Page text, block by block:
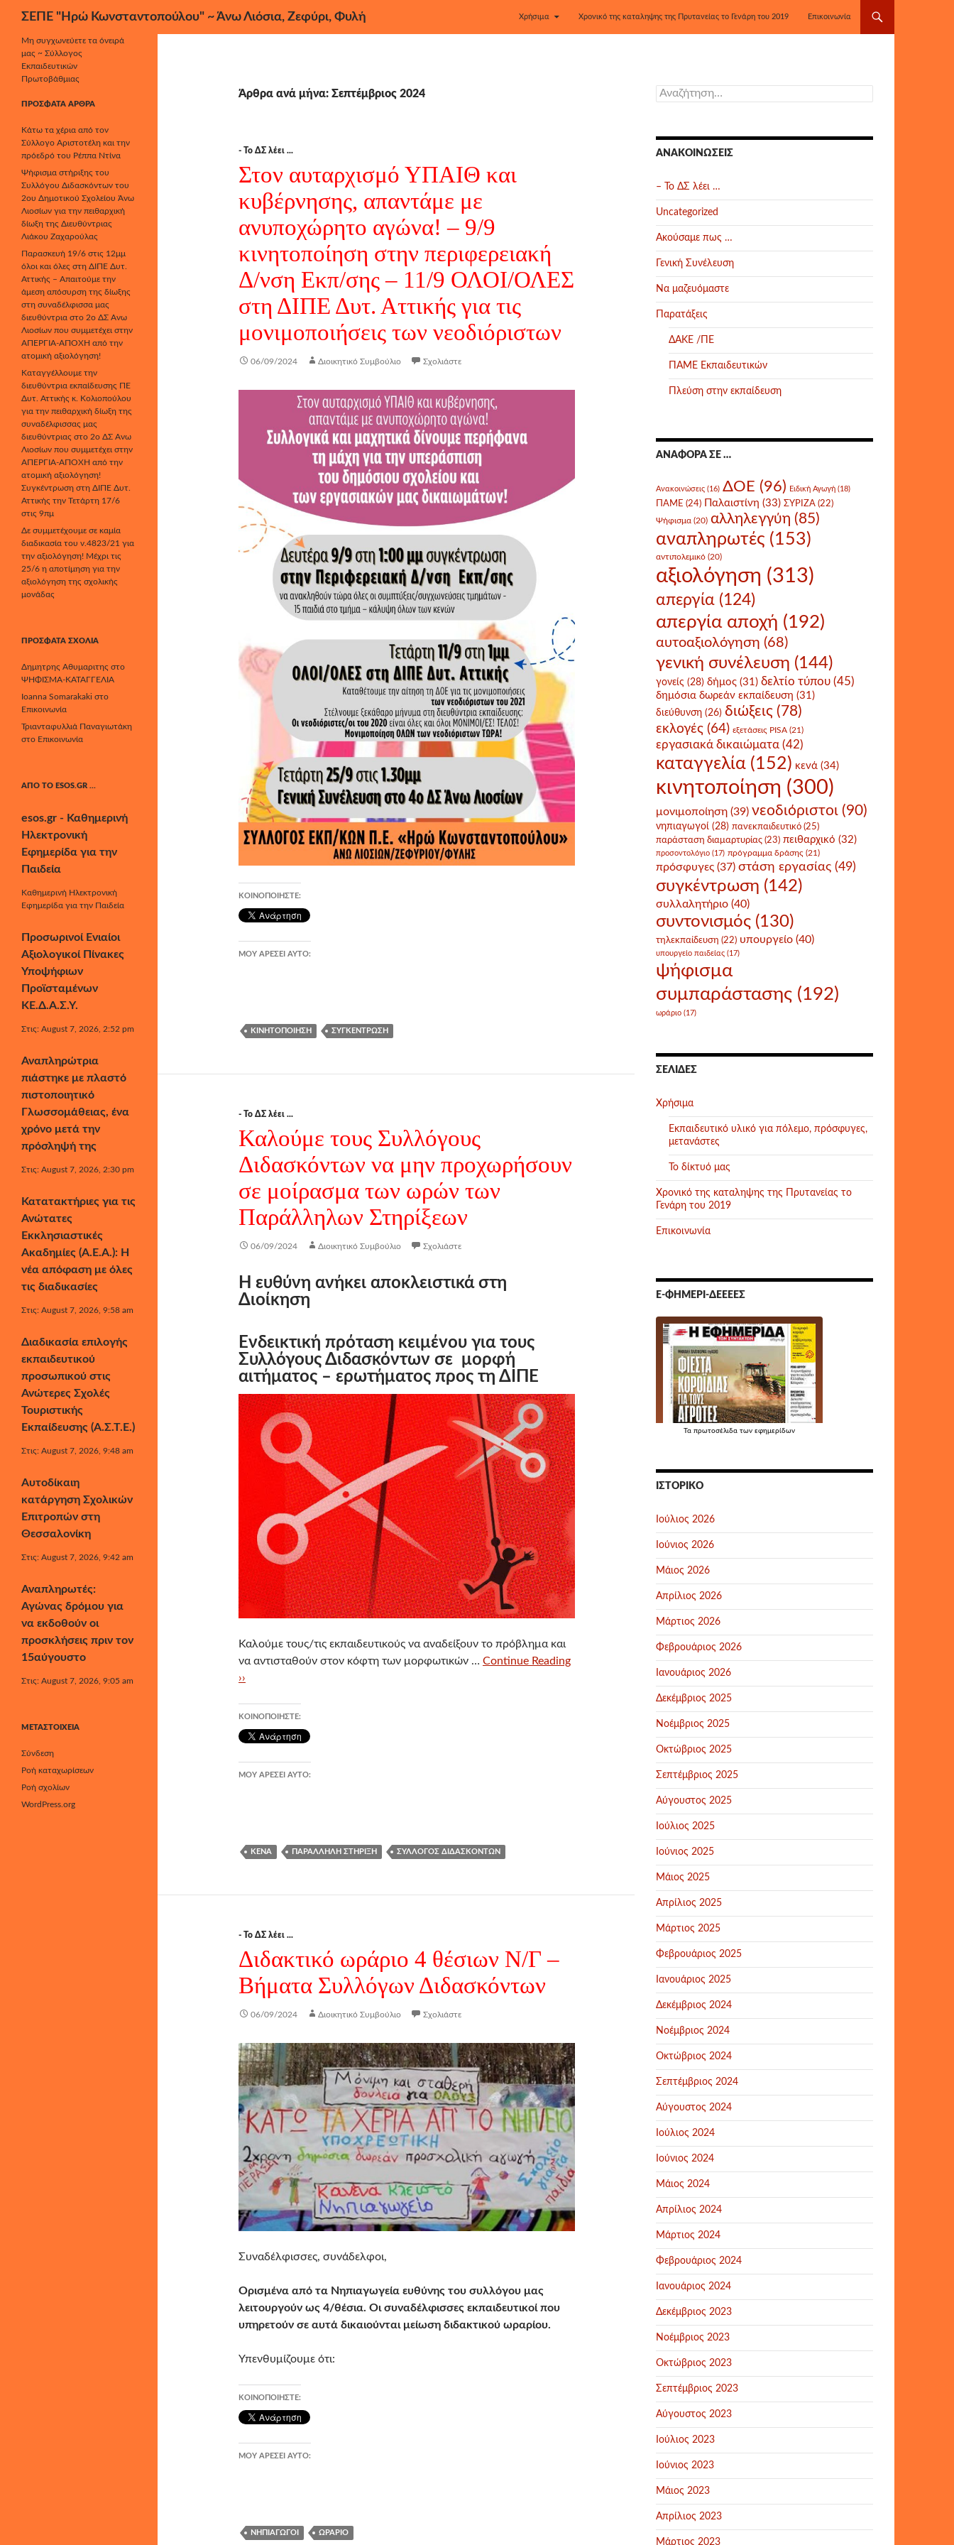
Μετάβαση
περιεχόμενο
ΣΕΠΕ "Ηρώ Κωνσταντοπούλου" ~ Άνω Λιόσια, Ζεφύρι, Φυλή Χρήσιμα Χρονικό της καταληψης της Πρυτανείας το Γενάρη του 2019 Επικοινωνία
Άρθρα ανά μήνα: Σεπτέμβριος 2024
- Το ΔΣ λέει ...
Στον αυταρχισμό ΥΠΑΙΘ και
κυβέρνησης, απαντάμε με
ανυποχώρητο αγώνα! – 9/9
κινητοποίηση στην περιφερειακή
Δ/νση Εκπ/σης – 11/9 ΟΛΟΙ/ΟΛΕΣ
στη ΔΙΠΕ Δυτ. Αττικής για τις
μονιμοποιήσεις των νεοδιόριστων
06/09/2024 Διοικητικό Συμβούλιο Σχολιάστε
ΚΟΙΝΟΠΟΙΉΣΤΕ:
ΜΟΥ ΑΡΈΣΕΙ ΑΥΤΌ:
ΚΙΝΗΤΟΠΟΊΗΣΗ ΣΥΓΚΈΝΤΡΩΣΗ
- Το ΔΣ λέει ...
Καλούμε τους Συλλόγους
Διδασκόντων να μην προχωρήσουν
σε μοίρασμα των ωρών των
Παράλληλων Στηρίξεων
06/09/2024 Διοικητικό Συμβούλιο Σχολιάστε
Η ευθύνη ανήκει αποκλειστικά στη
Διοίκηση
Ενδεικτική πρόταση κειμένου για τους
Συλλόγους Διδασκόντων σε μορφή
αιτήματος – ερωτήματος προς τη ΔΙΠΕ
Καλούμε τους/τις εκπαιδευτικούς να αναδείξουν το πρόβλημα και
να αντισταθούν στον κόφτη των μορφωτικών … Continue Reading
››
ΚΟΙΝΟΠΟΙΉΣΤΕ:
ΜΟΥ ΑΡΈΣΕΙ ΑΥΤΌ:
ΚΕΝΆ ΠΑΡΆΛΛΗΛΗ ΣΤΉΡΙΞΗ ΣΎΛΛΟΓΟΣ ΔΙΔΑΣΚΌΝΤΩΝ
- Το ΔΣ λέει ...
Διδακτικό ωράριο 4 θέσιων Ν/Γ –
Βήματα Συλλόγων Διδασκόντων
06/09/2024 Διοικητικό Συμβούλιο Σχολιάστε
Συναδέλφισσες, συνάδελφοι,
Ορισμένα από τα Νηπιαγωγεία ευθύνης του συλλόγου μας
λειτουργούν ως 4/θέσια. Οι συναδέλφισσες εκπαιδευτικοί που
υπηρετούν σε αυτά δικαιούνται μείωση διδακτικού ωραρίου.
Υπενθυμίζουμε ότι:
ΚΟΙΝΟΠΟΙΉΣΤΕ:
ΜΟΥ ΑΡΈΣΕΙ ΑΥΤΌ:
ΝΗΠΙΑΓΩΓΟΊ ΩΡΆΡΙΟ
Αναζήτηση
για:
ΑΝΑΚΟΙΝΏΣΕΙΣ
– Το ΔΣ λέει …
Uncategorized
Ακούσαμε πως …
Γενική Συνέλευση
Να μαζευόμαστε
Παρατάξεις
ΔΑΚΕ /ΠΕ
ΠΑΜΕ Εκπαιδευτικών
Πλεύση στην εκπαίδευση
ΑΝΑΦΟΡΆ ΣΕ …
Ανακοινώσεις (16) ΔΟΕ (96) Ειδική Αγωγή (18)
ΠΑΜΕ (24) Παλαιστίνη (33) ΣΥΡΙΖΑ (22)
Ψήφισμα (20) αλληλεγγύη (85)
αναπληρωτές (153)
αντιπολεμικό (20)
αξιολόγηση (313)
απεργία (124)
απεργία αποχή (192)
αυτοαξιολόγηση (68)
γενική συνέλευση (144)
γονείς (28) δήμος (31) δελτίο τύπου (45)
δημόσια δωρεάν εκπαίδευση (31)
διεύθυνση (26) διώξεις (78)
εκλογές (64) εξετάσεις PISA (21)
εργασιακά δικαιώματα (42)
καταγγελία (152) κενά (34)
κινητοποίηση (300)
μονιμοποίηση (39) νεοδιόριστοι (90)
νηπιαγωγοί (28) πανεκπαιδευτικό (25)
παράσταση διαμαρτυρίας (23) πειθαρχικό (32)
προσοντολόγιο (17) πρόγραμμα δράσης (21)
πρόσφυγες (37) στάση εργασίας (49)
συγκέντρωση (142)
συλλαλητήριο (40)
συντονισμός (130)
τηλεκπαίδευση (22) υπουργείο (40)
υπουργείο παιδείας (17)
ψήφισμα
συμπαράστασης (192)
ωράριο (17)
ΣΕΛΊΔΕΣ
Χρήσιμα
Εκπαιδευτικό υλικό για πόλεμο, πρόσφυγες,
μετανάστες
Το δίκτυό μας
Χρονικό της καταληψης της Πρυτανείας το
Γενάρη του 2019
Επικοινωνία
Ε-ΦΗΜΕΡΊ-ΔΕΕΕΕΣ
Τα πρωτοσέλιδα των εφημερίδων
ΙΣΤΟΡΙΚΌ
Ιούλιος 2026
Ιούνιος 2026
Μάιος 2026
Απρίλιος 2026
Μάρτιος 2026
Φεβρουάριος 2026
Ιανουάριος 2026
Δεκέμβριος 2025
Νοέμβριος 2025
Οκτώβριος 2025
Σεπτέμβριος 2025
Αύγουστος 2025
Ιούλιος 2025
Ιούνιος 2025
Μάιος 2025
Απρίλιος 2025
Μάρτιος 2025
Φεβρουάριος 2025
Ιανουάριος 2025
Δεκέμβριος 2024
Νοέμβριος 2024
Οκτώβριος 2024
Σεπτέμβριος 2024
Αύγουστος 2024
Ιούλιος 2024
Ιούνιος 2024
Μάιος 2024
Απρίλιος 2024
Μάρτιος 2024
Φεβρουάριος 2024
Ιανουάριος 2024
Δεκέμβριος 2023
Νοέμβριος 2023
Οκτώβριος 2023
Σεπτέμβριος 2023
Αύγουστος 2023
Ιούλιος 2023
Ιούνιος 2023
Μάιος 2023
Απρίλιος 2023
Μάρτιος 2023
Μη συγχωνεύετε τα όνειρά
μας ~ Σύλλογος
Εκπαιδευτικών
Πρωτοβάθμιας
ΠΡΌΣΦΑΤΑ ΆΡΘΡΑ
Κάτω τα χέρια από τον
Σύλλογο Αριστοτέλη και την
πρόεδρό του Ρέππα Ντίνα
Ψήφισμα στήριξης του
Συλλόγου Διδασκόντων του
2ου Δημοτικού Σχολείου Άνω
Λιοσίων για την πειθαρχική
δίωξη της Διευθύντριας
Λιάκου Ζαχαρούλας
Παρασκευή 19/6 στις 12μμ
όλοι και όλες στη ΔΙΠΕ Δυτ.
Αττικής – Απαιτούμε την
άμεση απόσυρση της δίωξης
στη συναδέλφισσα μας
διευθύντρια στο 2ο ΔΣ Άνω
Λιοσίων που συμμετέχει στην
ΑΠΕΡΓΙΑ-ΑΠΟΧΗ από την
ατομική αξιολόγηση!
Καταγγέλλουμε την
διευθύντρια εκπαίδευσης ΠΕ
Δυτ. Αττικής κ. Κολιοπούλου
για την πειθαρχική δίωξη της
συναδέλφισσας μας
διευθύντριας στο 2ο ΔΣ Άνω
Λιοσίων που συμμετέχει στην
ΑΠΕΡΓΙΑ-ΑΠΟΧΗ από την
ατομική αξιολόγηση!
Συγκέντρωση στη ΔΙΠΕ Δυτ.
Αττικής την Τετάρτη 17/6
στις 9πμ
Δε συμμετέχουμε σε καμία
διαδικασία του ν.4823/21 για
την αξιολόγηση! Μέχρι τις
25/6 η αποτίμηση για την
αξιολόγηση της σχολικής
μονάδας
ΠΡΌΣΦΑΤΑ ΣΧΌΛΙΑ
Δημητρης Αθυμαριτης στο
ΨΗΦΙΣΜΑ-ΚΑΤΑΓΓΕΛΙΑ
Ioanna Somarakaki στο
Επικοινωνία
Τριανταφυλλιά Παναγιωτάκη
στο Επικοινωνία
ΑΠΌ ΤΟ ESOS.GR …
esos.gr - Καθημερινή
Ηλεκτρονική
Εφημερίδα για την
Παιδεία
Καθημερινή Ηλεκτρονική
Εφημερίδα για την Παιδεία
Προσωρινοί Ενιαίοι
Αξιολογικοί Πίνακες
Υποψήφιων
Προϊσταμένων
ΚΕ.Δ.Α.Σ.Υ.
Στις: August 7, 2026, 2:52 pm
Αναπληρώτρια
πιάστηκε με πλαστό
πιστοποιητικό
Γλωσσομάθειας, ένα
χρόνο μετά την
πρόσληψή της
Στις: August 7, 2026, 2:30 pm
Κατατακτήριες για τις
Ανώτατες
Εκκλησιαστικές
Ακαδημίες (Α.Ε.Α.): Η
νέα απόφαση με όλες
τις διαδικασίες
Στις: August 7, 2026, 9:58 am
Διαδικασία επιλογής
εκπαιδευτικού
προσωπικού στις
Ανώτερες Σχολές
Τουριστικής
Εκπαίδευσης (Α.Σ.Τ.Ε.)
Στις: August 7, 2026, 9:48 am
Αυτοδίκαιη
κατάργηση Σχολικών
Επιτροπών στη
Θεσσαλονίκη
Στις: August 7, 2026, 9:42 am
Αναπληρωτές:
Αγώνας δρόμου για
να εκδοθούν οι
προσκλήσεις πριν τον
15αύγουστο
Στις: August 7, 2026, 9:05 am
ΜΕΤΑΣΤΟΙΧΕΊΑ
Σύνδεση
Ροή καταχωρίσεων
Ροή σχολίων
WordPress.org